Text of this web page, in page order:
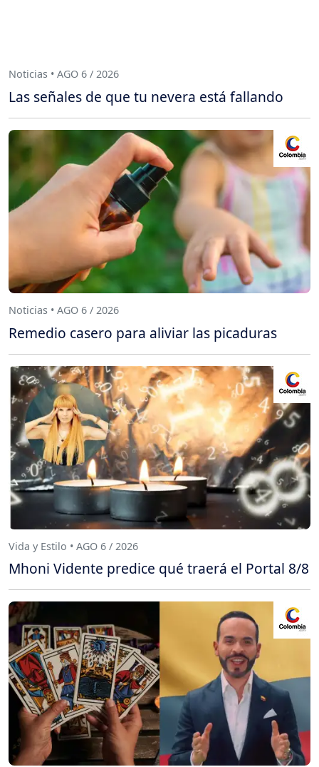
Noticias • AGO 6 / 2026
Las señales de que tu nevera está fallando
Noticias • AGO 6 / 2026
Remedio casero para aliviar las picaduras
Vida y Estilo • AGO 6 / 2026
Mhoni Vidente predice qué traerá el Portal 8/8